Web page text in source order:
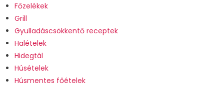
Főzelékek
Grill
Gyulladáscsökkentő receptek
Halételek
Hidegtál
Húsételek
Húsmentes főételek